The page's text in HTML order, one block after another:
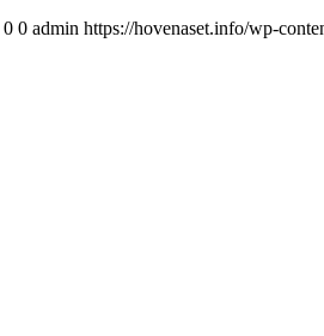
0 0 admin https://hovenaset.info/wp-